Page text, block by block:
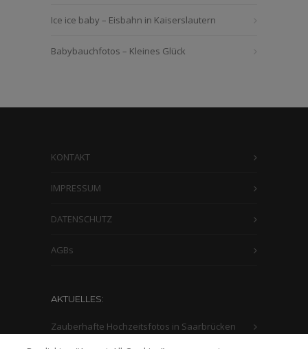
Ice ice baby – Eisbahn in Kaiserslautern
Babybauchfotos – Kleines Glück
KONTAKT
IMPRESSUM
DATENSCHUTZ
AGBs
AKTUELLES:
Zauberhafte Hochzeitsfotos in Saarbrücken